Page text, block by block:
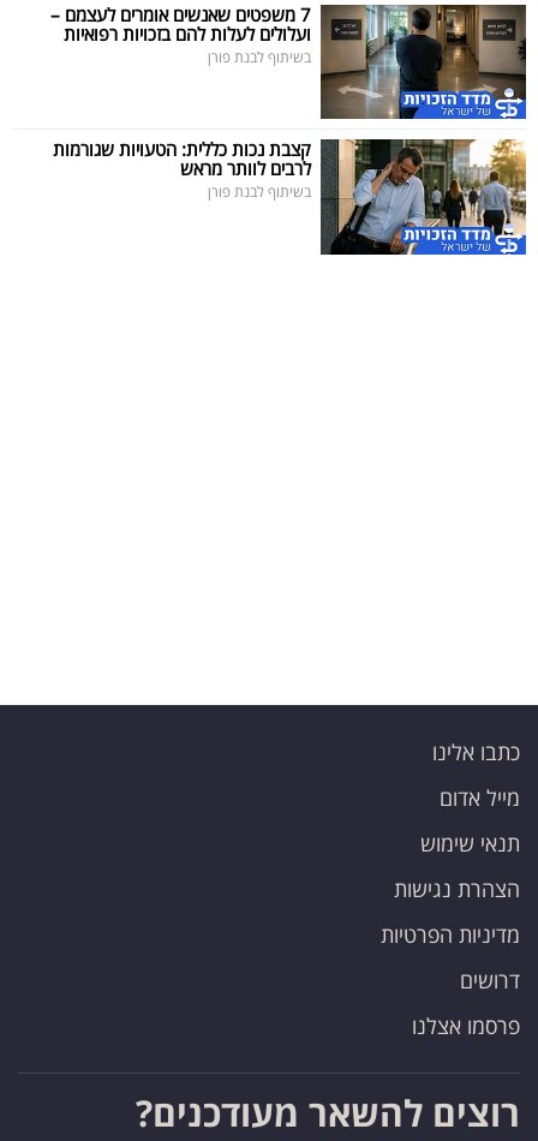
7 משפטים שאנשים אומרים לעצמם –
ועלולים לעלות להם בזכויות רפואיות
בשיתוף לבנת פורן
קצבת נכות כללית: הטעויות שגורמות
לרבים לוותר מראש
בשיתוף לבנת פורן
כתבו אלינו
מייל אדום
תנאי שימוש
הצהרת נגישות
מדיניות הפרטיות
דרושים
פרסמו אצלנו
רוצים להשאר מעודכנים?